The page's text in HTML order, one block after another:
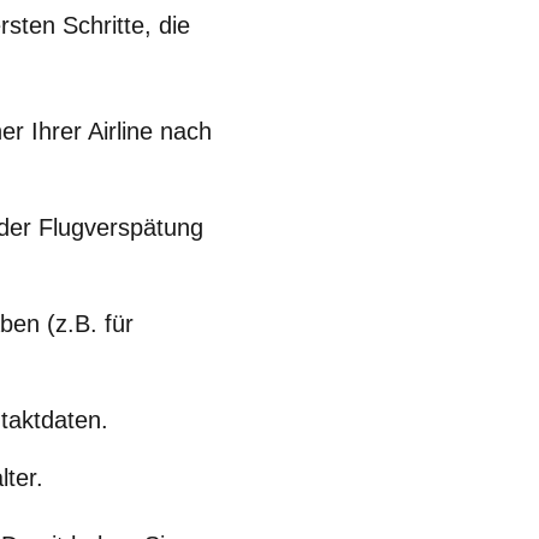
Schritte, die
Ihrer Airline nach
Flugverspätung
(z.B. für